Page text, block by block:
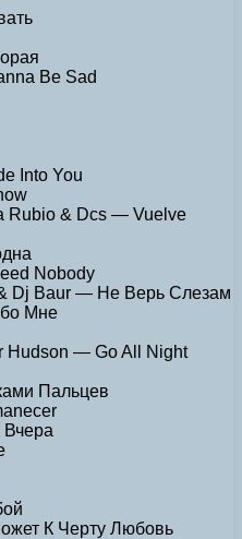
Be Sad
Into You
Rubio & Dcs — Vuelve
Nobody
Dj Baur — Не Верь Слезам
Мне
Hudson — Go All Night
Пальцев
К Черту Любовь